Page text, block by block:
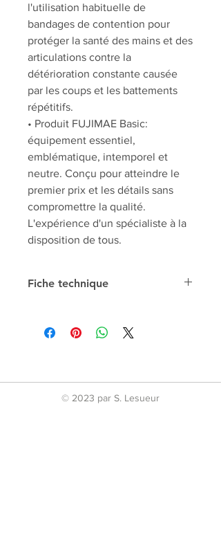
l'utilisation habituelle de
bandages de contention pour
protéger la santé des mains et des
articulations contre la
détérioration constante causée
par les coups et les battements
répétitifs.
• Produit FUJIMAE Basic:
équipement essentiel,
emblématique, intemporel et
neutre. Conçu pour atteindre le
premier prix et les détails sans
compromettre la qualité.
L'expérience d'un spécialiste à la
disposition de tous.
Fiche technique
35% Algodón
Discipline
Boxe - Kick - Thai
© 2023 par S. Lesueur